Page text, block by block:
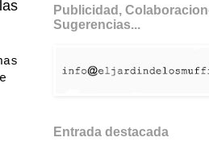
Publicidad,
Sugerencias...
Entrada destacada